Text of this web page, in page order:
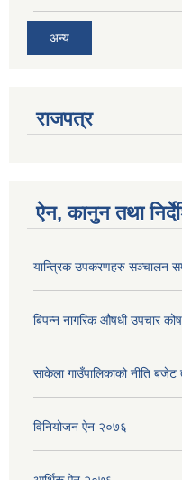
अन्य
राजपत्र
ऐन, कानुन तथा
यान्त्रिक उपकरणहरु सञ्चालन
बिपन्न नागरिक ‍‍‌‍औषधी उपचार
साकेला गाउँपालिकाको नीति
विनियोजन ऐन २०७६